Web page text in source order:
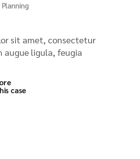
Planning
sit amet, consectetur
augue ligula, feugia
case